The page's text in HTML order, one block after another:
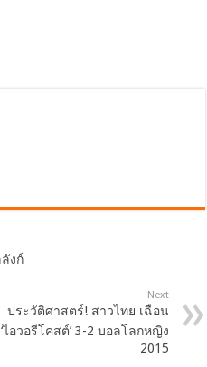
งก์
Next
ประวัติศาสตร์! สาวไทย เฉือน
‘ไอวอรีโคสต์’ 3-2 บอลโลกหญิง
2015